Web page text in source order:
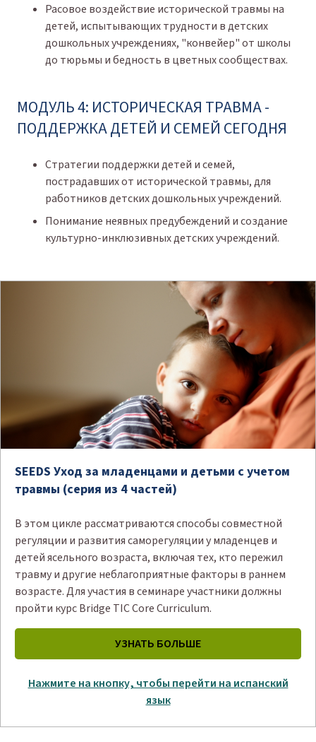
Расовое воздействие исторической травмы на
детей, испытывающих трудности в детских
дошкольных учреждениях, "конвейер" от школы
до тюрьмы и бедность в цветных сообществах.
МОДУЛЬ 4: ИСТОРИЧЕСКАЯ ТРАВМА -
ПОДДЕРЖКА ДЕТЕЙ И СЕМЕЙ СЕГОДНЯ
Стратегии поддержки детей и семей,
пострадавших от исторической травмы, для
работников детских дошкольных учреждений.
Понимание неявных предубеждений и создание
культурно-инклюзивных детских учреждений.
SEEDS Уход за младенцами и детьми с учетом
травмы (серия из 4 частей)
В этом цикле рассматриваются способы совместной
регуляции и развития саморегуляции у младенцев и
детей ясельного возраста, включая тех, кто пережил
травму и другие неблагоприятные факторы в раннем
возрасте. Для участия в семинаре участники должны
пройти курс Bridge TIC Core Curriculum.
УЗНАТЬ БОЛЬШЕ
Нажмите на кнопку, чтобы перейти на испанский
язык